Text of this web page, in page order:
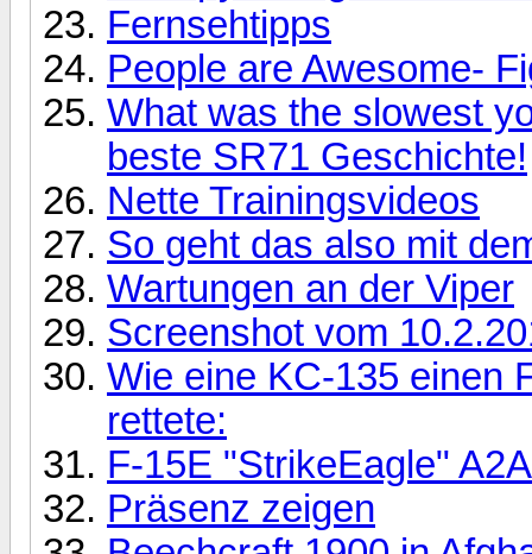
Fernsehtipps
People are Awesome-
What was the slowest
beste SR71 Geschichte!
Nette Trainingsvideos
So geht das also mit
Wartungen an der Viper
Screenshot vom
Wie eine KC-135 einen
rettete:
F-15E "StrikeEagle"
Präsenz zeigen